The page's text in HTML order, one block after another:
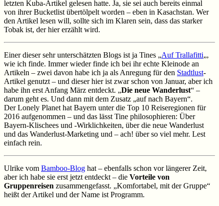
letzten Kuba-Artikel gelesen hatte. Ja, sie sei auch bereits einmal
von ihrer Bucketlist übertölpelt worden – eben in Kasachstan. Wer
den Artikel lesen will, sollte sich im Klaren sein, dass das starker
Tobak ist, der hier erzählt wird.
Einer dieser sehr unterschätzten Blogs ist ja Tines „Auf Trallafitti„,
wie ich finde. Immer wieder finde ich bei ihr echte Kleinode an
Artikeln – zwei davon habe ich ja als Anregung für den Stadtlust-
Artikel genutzt – und dieser hier ist zwar schon von Januar, aber ich
habe ihn erst Anfang März entdeckt. „Die neue Wanderlust“ –
darum geht es. Und dann mit dem Zusatz „auf nach Bayern“.
Der Lonely Planet hat Bayern unter die Top 10 Reiseregionen für
2016 aufgenommen – und das lässt Tine philosophieren: Über
Bayern-Klischees und -Wirklichkeiten, über die neue Wanderlust
und das Wanderlust-Marketing und – ach! über so viel mehr. Lest
einfach rein.
Ulrike vom Bamboo-Blog hat – ebenfalls schon vor längerer Zeit,
aber ich habe sie erst jetzt entdeckt – die Vorteile von
Gruppenreisen zusammengefasst. „Komfortabel, mit der Gruppe“
heißt der Artikel und der Name ist Programm.